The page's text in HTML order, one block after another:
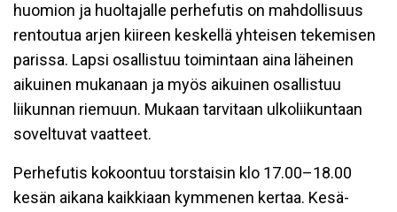
huomion ja huoltajalle perhefutis on mahdollisuus
rentoutua arjen kiireen keskellä yhteisen tekemisen
parissa. Lapsi osallistuu toimintaan aina läheinen
aikuinen mukanaan ja myös aikuinen osallistuu
liikunnan riemuun. Mukaan tarvitaan ulkoliikuntaan
soveltuvat vaatteet.
Perhefutis kokoontuu torstaisin klo 17.00–18.00
kesän aikana kaikkiaan kymmenen kertaa. Kesä-